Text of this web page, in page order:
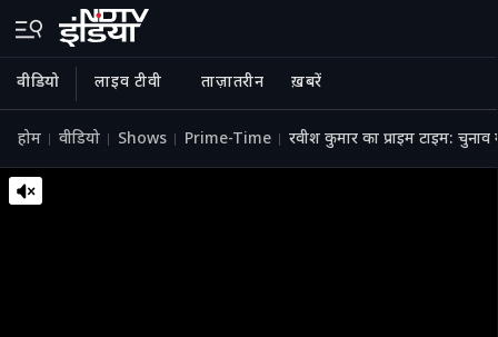
वीडियो लाइव टीवी ताज़ातरीन ख़बरें
होम वीडियो Shows Prime-Time रवीश कुमार का प्राइम टाइम: